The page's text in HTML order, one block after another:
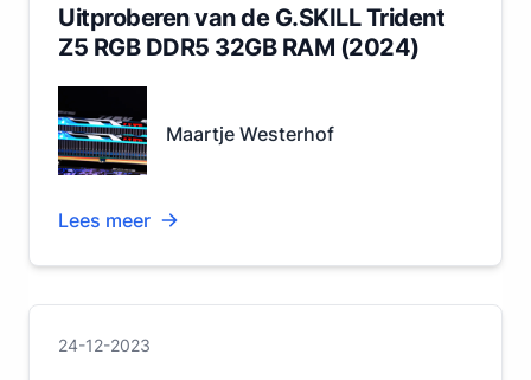
Uitproberen van de G.SKILL Trident
Z5 RGB DDR5 32GB RAM (2024)
Maartje Westerhof
Lees meer
24-12-2023